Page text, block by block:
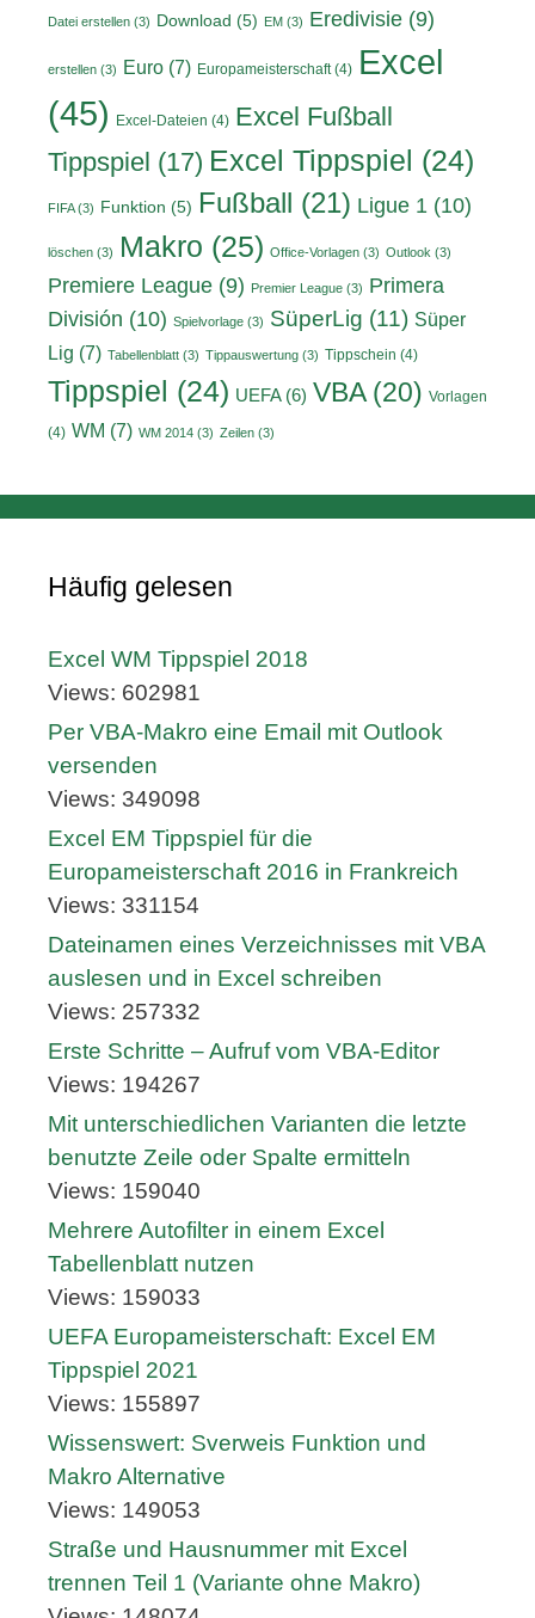
Datei erstellen (3) Download (5) EM (3) Eredivisie (9)
erstellen (3) Euro (7) Europameisterschaft(4) Excel
(45)
Excel-Dateien (4) Excel Fußball
Tippspiel (17) Excel Tippspiel (24)
FIFA(3) Funktion (5) Fußball (21) Ligue 1 (10)
löschen (3) Makro (25) Office-Vorlagen (3) Outlook (3)
Premiere League (9) Premier League (3) Primera
División (10) Spielvorlage (3) SüperLig (11) Süper
Lig (7) Tabellenblatt (3) Tippauswertung (3) Tippschein (4)
Tippspiel (24) UEFA(6) VBA(20) Vorlagen
(4) WM (7) WM 2014 (3) Zeilen (3)
Häufig gelesen
Excel WM Tippspiel 2018
Views: 602981
Per VBA-Makro eine Email mit Outlook
versenden
Views: 349098
Excel EM Tippspiel für die
Europameisterschaft 2016 in Frankreich
Views: 331154
Dateinamen eines Verzeichnisses mit VBA
auslesen und in Excel schreiben
Views: 257332
Erste Schritte – Aufruf vom VBA-Editor
Views: 194267
Mit unterschiedlichen Varianten die letzte
benutzte Zeile oder Spalte ermitteln
Views: 159040
Mehrere Autofilter in einem Excel
Tabellenblatt nutzen
Views: 159033
UEFA Europameisterschaft: Excel EM
Tippspiel 2021
Views: 155897
Wissenswert: Sverweis Funktion und
Makro Alternative
Views: 149053
Straße und Hausnummer mit Excel
trennen Teil 1 (Variante ohne Makro)